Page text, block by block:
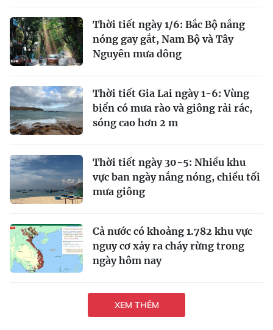
Thời tiết ngày 1/6: Bắc Bộ nắng
nóng gay gắt, Nam Bộ và Tây
Nguyên mưa dông
Thời tiết Gia Lai ngày 1-6: Vùng
biển có mưa rào và giông rải rác,
sóng cao hơn 2 m
Thời tiết ngày 30-5: Nhiều khu
vực ban ngày nắng nóng, chiều tối
mưa giông
Cả nước có khoảng 1.782 khu vực
nguy cơ xảy ra cháy rừng trong
ngày hôm nay
XEM THÊM